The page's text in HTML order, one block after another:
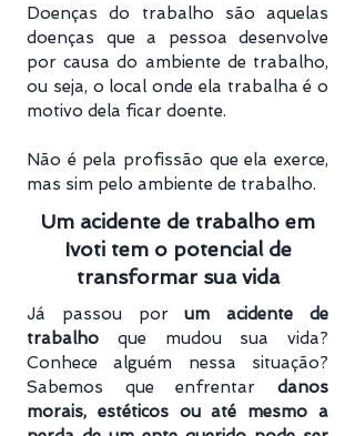
Doenças do trabalho são aquelas
doenças que a pessoa desenvolve
por causa do ambiente de trabalho,
ou seja, o local onde ela trabalha é o
motivo dela ficar doente.
Não é pela profissão que ela exerce,
mas sim pelo ambiente de trabalho.
Um acidente de trabalho em
Ivoti tem o potencial de
transformar sua vida
Já passou porum acidente de
trabalho que mudou sua vida?
Conhece alguém nessa situação?
Sabemos que enfrentar danos
morais, estéticos ou até mesmo a